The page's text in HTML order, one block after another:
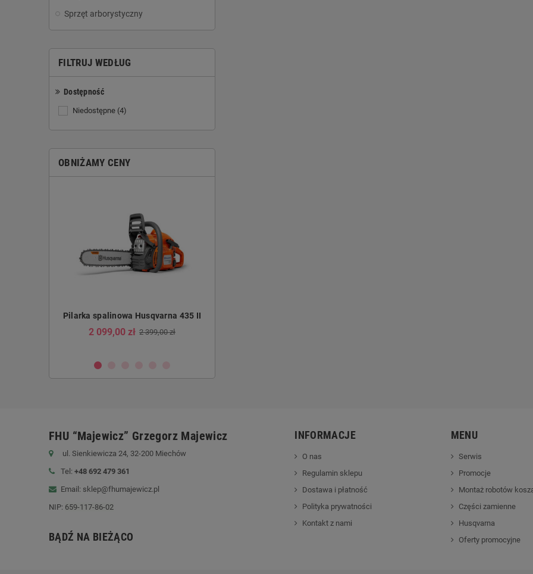
Sprzęt arborystyczny
FILTRUJ WEDŁUG
Dostępność
Niedostępne (4)
OBNIŻAMY CENY
Pilarka spalinowa Husqvarna 435 II
2 099,00 zł 2 399,00 zł
FHU “Majewicz” Grzegorz Majewicz
ul. Sienkiewicza 24, 32-200 Miechów
Tel: +48 692 479 361
Email: sklep@fhumajewicz.pl
NIP: 659-117-86-02
BĄDŹ NA BIEŻĄCO
INFORMACJE
O nas
Regulamin sklepu
Dostawa i płatność
Polityka prywatności
Kontakt z nami
MENU
Serwis
Promocje
Montaż robotów
Części zamienne
Husqvarna
Oferty promocyjne